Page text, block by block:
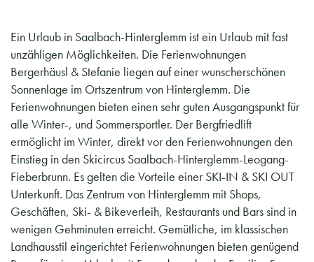
Ein Urlaub in Saalbach-Hinterglemm ist ein Urlaub mit fast
unzähligen Möglichkeiten. Die Ferienwohnungen
Bergerhäusl & Stefanie liegen auf einer wunscherschönen
Sonnenlage im Ortszentrum von Hinterglemm. Die
Ferienwohnungen bieten einen sehr guten Ausgangspunkt für
alle Winter-, und Sommersportler. Der Bergfriedlift
ermöglicht im Winter, direkt vor den Ferienwohnungen den
Einstieg in den Skicircus Saalbach-Hinterglemm-Leogang-
Fieberbrunn. Es gelten die Vorteile einer SKI-IN & SKI OUT
Unterkunft. Das Zentrum von Hinterglemm mit Shops,
Geschäften, Ski- & Bikeverleih, Restaurants und Bars sind in
wenigen Gehminuten erreicht. Gemütliche, im klassischen
Landhausstil eingerichtet Ferienwohnungen bieten genügend